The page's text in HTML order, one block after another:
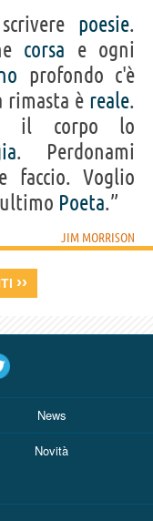
poesie.
corsa e ogni
profondo c'è
rimasta è reale.
è il corpo lo
. Perdonami
faccio. Voglio
Poeta.”
JIM MORRISON
››
News
Novità